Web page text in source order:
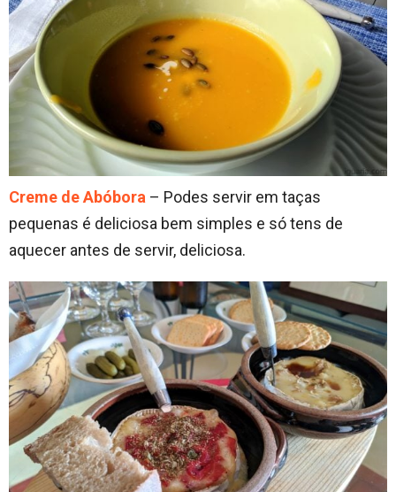
Creme de Abóbora – Podes servir em taças
pequenas é deliciosa bem simples e só tens de
aquecer antes de servir, deliciosa.